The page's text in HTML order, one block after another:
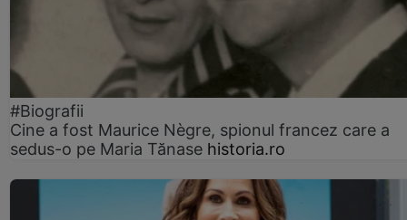
#Biografii
Cine a fost Maurice Nègre, spionul francez care a
sedus-o pe Maria Tănase historia.ro